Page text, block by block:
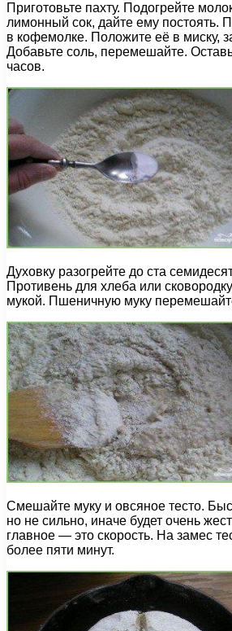
Приготовьте пахту. Подогрейте
лимонный сок, дайте ему постоять.
в кофемолке. Положите её в миску,
Добавьте соль, перемешайте.
часов.
Духовку разогрейте до ста
Противень для хлеба или
мукой. Пшеничную муку
Смешайте муку и овсяное тесто.
но не сильно, иначе будет очень
главное — это скорость. На замес
более пяти минут.